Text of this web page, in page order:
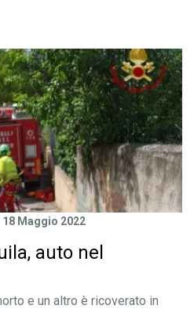
18 Maggio 2022
auto nel
e un altro è ricoverato in